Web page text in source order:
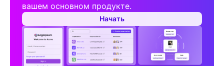
вашем основном продукте.
Начать